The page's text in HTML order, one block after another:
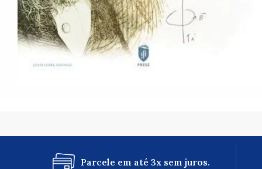
Parcele em até 3x sem juros.